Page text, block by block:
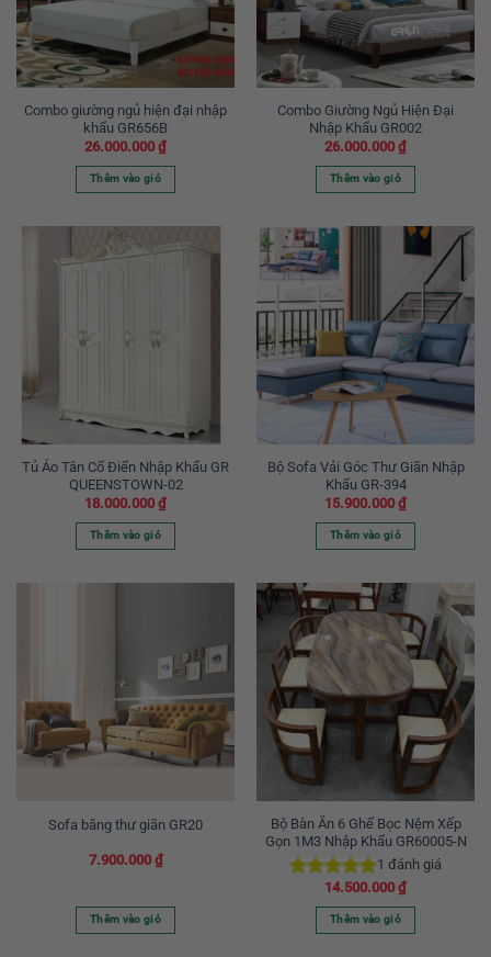
Combo giường ngủ hiện đại nhập
khẩu GR656B
26.000.000 ₫
Thêm vào giỏ
Combo Giường Ngủ Hiện Đại
Nhập Khẩu GR002
26.000.000 ₫
Thêm vào giỏ
Tủ Áo Tân Cổ Điển Nhập Khẩu GR
QUEENSTOWN-02
18.000.000 ₫
Thêm vào giỏ
Bộ Sofa Vải Góc Thư Giãn Nhập
Khẩu GR-394
15.900.000 ₫
Thêm vào giỏ
Sofa băng thư giãn GR20
7.900.000 ₫
Thêm vào giỏ
Bộ Bàn Ăn 6 Ghế Bọc Nệm Xếp
Gọn 1M3 Nhập Khẩu GR60005-N
Được xếp
hạng5.00
1 đánh giá
14.500.000 ₫
Thêm vào giỏ